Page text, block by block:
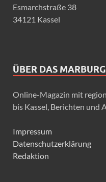
Esmarchstraße 38
34121 Kassel
ÜBER DAS
Online-Magazin mit
bis Kassel, Berichten und
Impressum
Datenschutzerklärung
Redaktion